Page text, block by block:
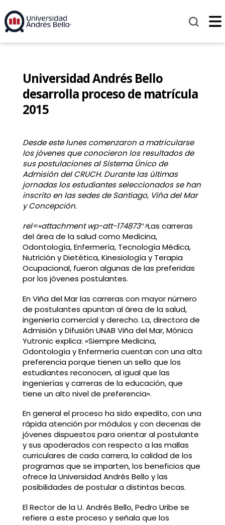
Universidad Andrés Bello
desarrolla proceso de matrícula
2015
Desde este lunes comenzaron a matricularse
los jóvenes que conocieron los resultados de
sus postulaciones al Sistema Único de
Admisión del CRUCH. Durante las últimas
jornadas los estudiantes seleccionados se han
inscrito en las sedes de Santiago, Viña del Mar
y Concepción.
rel=»attachment wp-att-174873″>Las carreras
del área de la salud como Medicina,
Odontología, Enfermería, Tecnología Médica,
Nutrición y Dietética, Kinesiología y Terapia
Ocupacional, fueron algunas de las preferidas
por los jóvenes postulantes.
En Viña del Mar las carreras con mayor número
de postulantes apuntan al área de la salud,
ingeniería comercial y derecho. La, directora de
Admisión y Difusión UNAB Viña del Mar, Mónica
Yutronic explica: «Siempre Medicina,
Odontología y Enfermería cuentan con una alta
preferencia porque tienen un sello que los
estudiantes reconocen, al igual que las
ingenierías y carreras de la educación, que
tiene un alto nivel de preferencia».
En general el proceso ha sido expedito, con una
rápida atención por módulos y con decenas de
jóvenes dispuestos para orientar al postulante
y sus apoderados con respecto a las mallas
curriculares de cada carrera, la calidad de los
programas que se imparten, los beneficios que
ofrece la Universidad Andrés Bello y las
posibilidades de postular a distintas becas.
El Rector de la U. Andrés Bello, Pedro Uribe se
refiere a este proceso y señala que los